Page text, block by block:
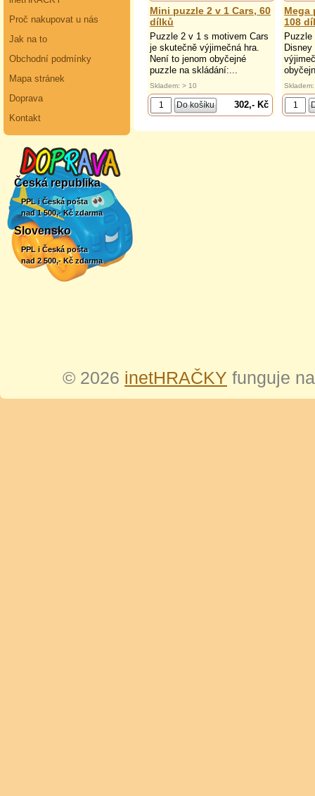
Proč nakupovat u nás
Jak na to
Obchodní podmínky
Mapa stránek
Doprava
Kontakt
Česká republika
PPL i Česká pošta
nad 1 500,- Kč zdarma
Slovensko
PPL i Česká pošta
nad 2 500,- Kč zdarma
Mini puzzle 2 v 1 Cars, 60
dílků
Puzzle 2 v 1 s motivem Cars
je skutečně výjimečná hra.
Není to jenom obyčejné
puzzle na skládání:...
Skladem: > 10
302,- Kč
Mega
108
© 2026 inetHRAČKY funguje